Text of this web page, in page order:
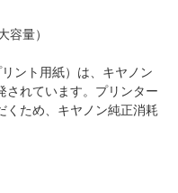
容量）
ント用紙）は、キヤノン
されています。プリンター
くため、キヤノン純正消耗